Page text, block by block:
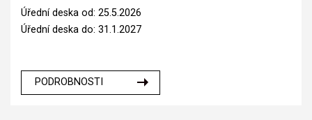
Úřední deska od: 25.5.2026
Úřední deska do: 31.1.2027
PODROBNOSTI